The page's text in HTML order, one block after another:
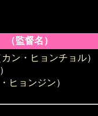
督名）
カン・ヒョンチョル）
）
ヒョンジン）